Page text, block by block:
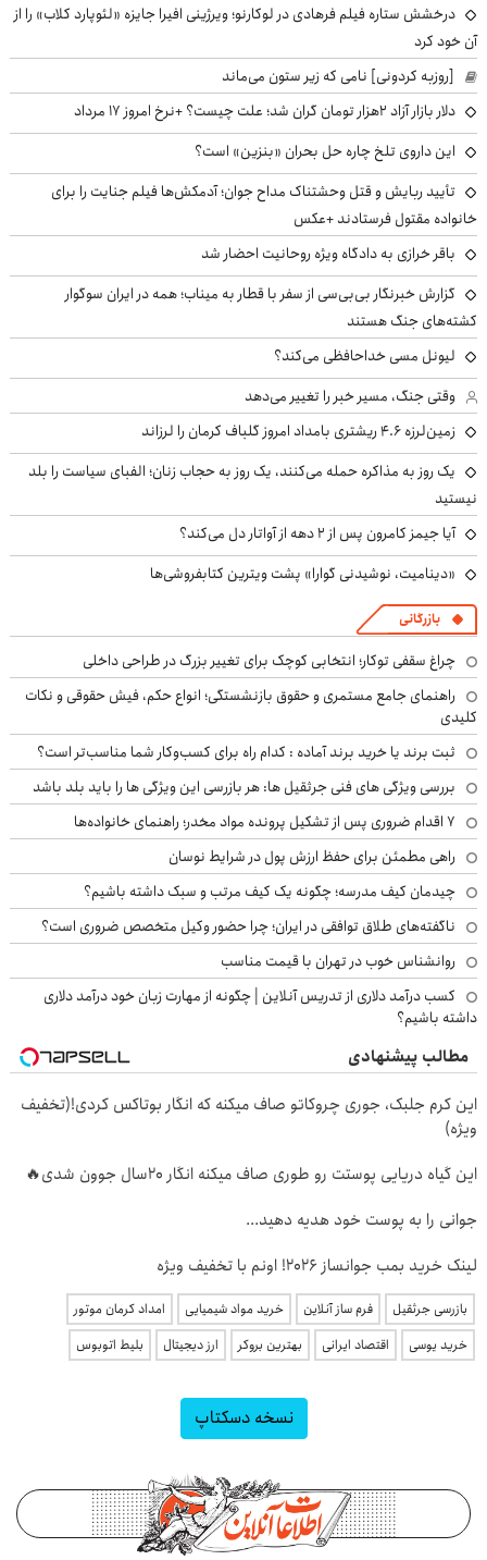
درخشش ستاره فیلم فرهادی در لوکارنو؛ ویرژینی افیرا جایزه «لئوپارد کلاب» را از
آن خود کرد
[روزبه کردونی] نامی که زیر ستون می‌ماند
دلار بازار آزاد ۲هزار تومان گران شد؛ علت چیست؟ +نرخ امروز ۱۷ مرداد
این داروی تلخ چاره حل بحران «بنزین» است؟
تأیید ربایش و قتل وحشتناک مداح جوان؛ آدمکش‌ها فیلم جنایت را برای
خانواده مقتول فرستادند +عکس
باقر خرازی به دادگاه ویژه روحانیت احضار شد
گزارش خبرنگار بی‌بی‌سی از سفر با قطار به میناب؛ همه در ایران سوگوار
کشته‌های جنگ هستند
لیونل مسی خداحافظی می‌کند؟
وقتی جنگ، مسیر خبر را تغییر می‌دهد
زمین‌لرزه ۴.۶ ریشتری بامداد امروز گلباف کرمان را لرزاند
یک روز به مذاکره حمله می‌کنند، یک روز به حجاب زنان؛ الفبای سیاست را بلد
نیستید
آیا جیمز کامرون پس از ۲ دهه از آواتار دل می‌کند؟
«دینامیت، نوشیدنی گوارا» پشت ویترین کتابفروشی‌ها
بازرگانی
چراغ سقفی توکار؛ انتخابی کوچک برای تغییر بزرگ در طراحی داخلی
راهنمای جامع مستمری و حقوق بازنشستگی؛ انواع حکم، فیش حقوقی و نکات
کلیدی
ثبت برند یا خرید برند آماده : کدام راه برای کسب‌وکار شما مناسب‌تر است؟
بررسی ویژگی های فنی جرثقیل ها: هر بازرسی این ویژگی ها را باید بلد باشد
۷ اقدام ضروری پس از تشکیل پرونده مواد مخدر؛ راهنمای خانواده‌ها
راهی مطمئن برای حفظ ارزش پول در شرایط نوسان
چیدمان کیف مدرسه؛ چگونه یک کیف مرتب و سبک داشته باشیم؟
ناگفته‌های طلاق توافقی در ایران؛ چرا حضور وکیل متخصص ضروری است؟
روانشناس خوب در تهران با قیمت مناسب
کسب درآمد دلاری از تدریس آنلاین | چگونه از مهارت زبان خود درآمد دلاری
داشته باشیم؟
مطالب پیشنهادی
این کرم جلبک، جوری چروکاتو صاف میکنه که انگار بوتاکس کردی!(تخفیف
ویژه)
این گیاه دریایی پوستت رو طوری صاف میکنه انگار 20سال جوون شدی🔥
جوانی را به پوست خود هدیه دهید...
لینک خرید بمب جوانساز 2026! اونم با تخفیف ویژه
بازرسی جرثقیل فرم ساز آنلاین خرید مواد شیمیایی
امداد کرمان موتور
خرید یوسی
اقتصاد ایرانی بهترین بروکر ارز دیجیتال بلیط اتوبوس
نسخه دسکتاپ